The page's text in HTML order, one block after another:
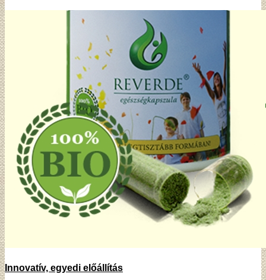
Innovatív, egyedi előállítás